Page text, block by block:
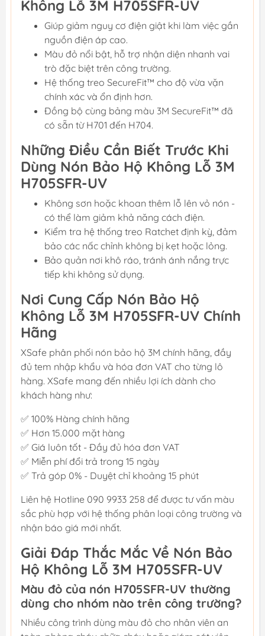
Không Lỗ 3M H705SFR-UV
Giúp giảm nguy cơ điện giật khi làm việc gần
nguồn điện áp cao.
Màu đỏ nổi bật, hỗ trợ nhận diện nhanh vai
trò đặc biệt trên công trường.
Hệ thống treo SecureFit™ cho độ vừa vặn
chính xác và ổn định hơn.
Đồng bộ cùng bảng màu 3M SecureFit™ đã
có sẵn từ H701 đến H704.
Những Điều Cần Biết Trước Khi
Dùng Nón Bảo Hộ Không Lỗ 3M
H705SFR-UV
Không sơn hoặc khoan thêm lỗ lên vỏ nón -
có thể làm giảm khả năng cách điện.
Kiểm tra hệ thống treo Ratchet định kỳ, đảm
bảo các nấc chỉnh không bị kẹt hoặc lỏng.
Bảo quản nơi khô ráo, tránh ánh nắng trực
tiếp khi không sử dụng.
Nơi Cung Cấp Nón Bảo Hộ
Không Lỗ 3M H705SFR-UV Chính
Hãng
XSafe phân phối nón bảo hộ 3M chính hãng, đầy
đủ tem nhập khẩu và hóa đơn VAT cho từng lô
hàng. XSafe mang đến nhiều lợi ích dành cho
khách hàng như:
✅ 100% Hàng chính hãng
✅ Hơn 15.000 mặt hàng
✅ Giá luôn tốt - Đầy đủ hóa đơn VAT
✅ Miễn phí đổi trả trong 15 ngày
✅ Trả góp 0% - Duyệt chỉ khoảng 15 phút
Liên hệ Hotline 090 9933 258 để được tư vấn màu
sắc phù hợp với hệ thống phân loại công trường và
nhận báo giá mới nhất.
Giải Đáp Thắc Mắc Về Nón Bảo
Hộ Không Lỗ 3M H705SFR-UV
Màu đỏ của nón H705SFR-UV thường
dùng cho nhóm nào trên công trường?
Nhiều công trình dùng màu đỏ cho nhân viên an